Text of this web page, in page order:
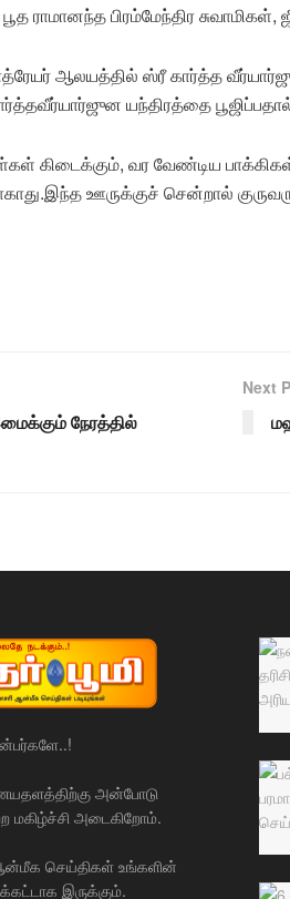
பூத ராமானந்த பிரம்மேந்திர
ஆலயத்தில் ஸ்ரீ கார்த்த
யந்திரத்தை
கிடைக்கும், வர வேண்டிய
ஊருக்குச் சென்றால்
நேரத்தில்
Next
அன்போடு
மகிழ்ச்சி அடைகிறோம்.
செய்திகள் உங்களின்
இருக்கும்.